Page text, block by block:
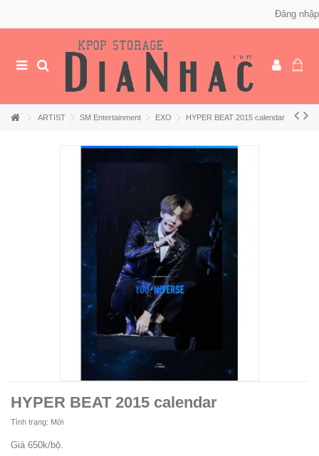
Đăng nhập
ARTIST SM Entertainment EXO HYPER BEAT 2015 calendar
HYPER BEAT 2015 calendar
Tình trạng: Mới
Giá 650k/bộ.